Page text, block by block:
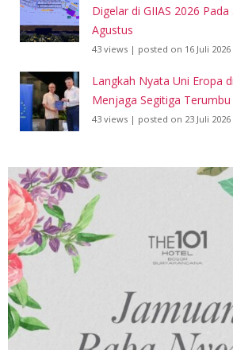
Digelar di GIIAS 2026 Pada
Agustus
43 views | posted on 16 Juli 2026
Langkah Nyata Uni Eropa
Menjaga Segitiga
43 views | posted on 23 Juli 2026